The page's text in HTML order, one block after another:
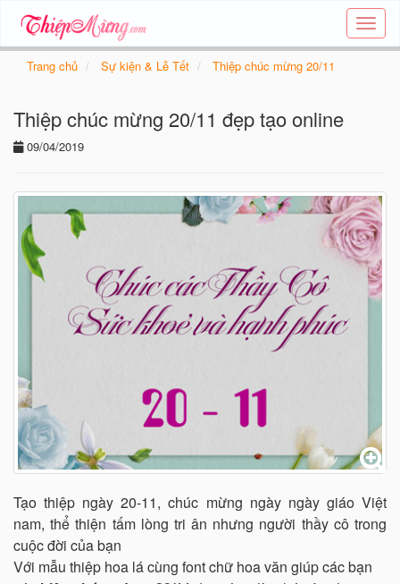
Tạo
thiệp
Trang chủ Sự kiện & Lễ Tết Thiệp chúc mừng 20/11
Thiệp chúc mừng 20/11 đẹp tạo online
09/04/2019
Tạo thiệp ngày 20-11, chúc mừng ngày ngày giáo Việt
nam, thể thiện tấm lòng tri ân nhưng người thầy cô trong
cuộc đời của bạn
Với mẫu thiệp hoa lá cùng font chữ hoa văn giúp các bạn